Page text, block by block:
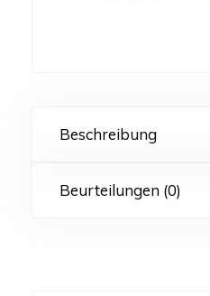
Beschreibung
Beurteilungen (0)